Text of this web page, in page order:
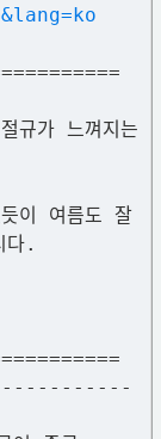
규가 느껴지는
이 여름도 잘
다.